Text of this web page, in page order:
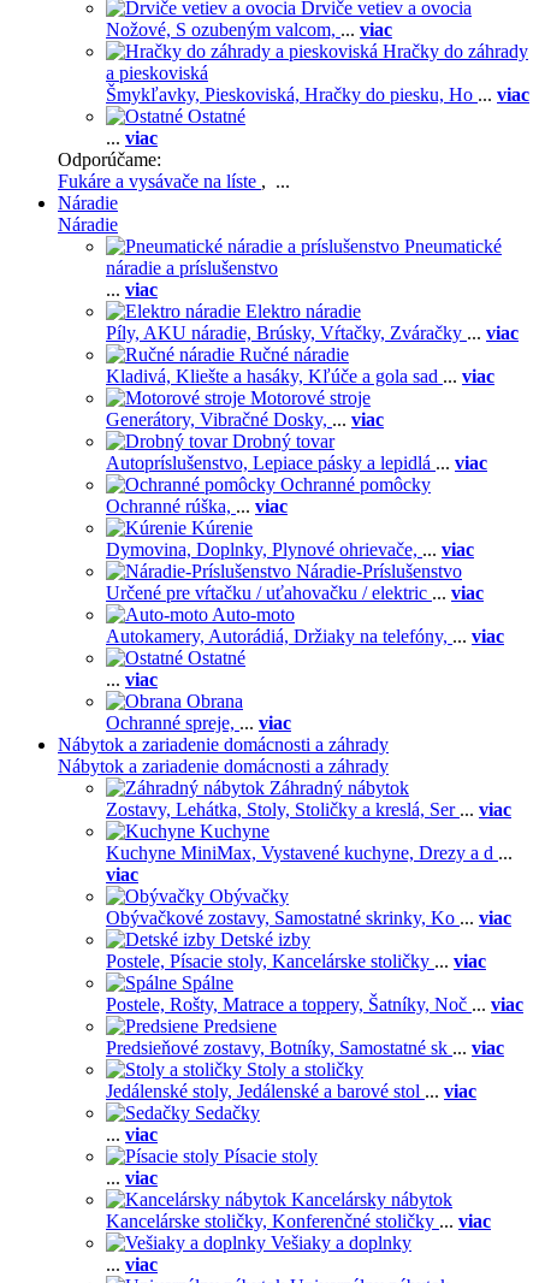
Drviče vetiev a ovocia
Nožové, S ozubeným valcom, ... viac
Hračky do záhrady
a pieskoviská
Šmykľavky, Pieskoviská, Hračky do piesku, Ho ... viac
Ostatné
... viac
Odporúčame:
Fukáre a vysávače na líste , ...
Náradie
Náradie
Pneumatické
náradie a príslušenstvo
... viac
Elektro náradie
Píly, AKU náradie, Brúsky, Vŕtačky, Zváračky ... viac
Ručné náradie
Kladivá, Kliešte a hasáky, Kľúče a gola sad ... viac
Motorové stroje
Generátory, Vibračné Dosky, ... viac
Drobný tovar
Autopríslušenstvo, Lepiace pásky a lepidlá ... viac
Ochranné pomôcky
Ochranné rúška, ... viac
Kúrenie
Dymovina, Doplnky, Plynové ohrievače, ... viac
Náradie-Príslušenstvo
Určené pre vŕtačku / uťahovačku / elektric ... viac
Auto-moto
Autokamery, Autorádiá, Držiaky na telefóny, ... viac
Ostatné
... viac
Obrana
Ochranné spreje, ... viac
Nábytok a zariadenie domácnosti a záhrady
Nábytok a zariadenie domácnosti a záhrady
Záhradný nábytok
Zostavy, Lehátka, Stoly, Stoličky a kreslá, Ser ... viac
Kuchyne
Kuchyne MiniMax, Vystavené kuchyne, Drezy a d ...
viac
Obývačky
Obývačkové zostavy, Samostatné skrinky, Ko ... viac
Detské izby
Postele, Písacie stoly, Kancelárske stoličky ... viac
Spálne
Postele, Rošty, Matrace a toppery, Šatníky, Noč ... viac
Predsiene
Predsieňové zostavy, Botníky, Samostatné sk ... viac
Stoly a stoličky
Jedálenské stoly, Jedálenské a barové stol ... viac
Sedačky
... viac
Písacie stoly
... viac
Kancelársky nábytok
Kancelárske stoličky, Konferenčné stoličky ... viac
Vešiaky a doplnky
... viac